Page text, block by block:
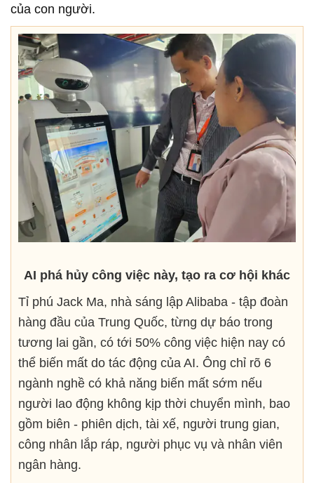
của con người.
AI phá hủy công việc này, tạo ra cơ hội khác
Tỉ phú Jack Ma, nhà sáng lập Alibaba - tập đoàn
hàng đầu của Trung Quốc, từng dự báo trong
tương lai gần, có tới 50% công việc hiện nay có
thể biến mất do tác động của AI. Ông chỉ rõ 6
ngành nghề có khả năng biến mất sớm nếu
người lao động không kịp thời chuyển mình, bao
gồm biên - phiên dịch, tài xế, người trung gian,
công nhân lắp ráp, người phục vụ và nhân viên
ngân hàng.